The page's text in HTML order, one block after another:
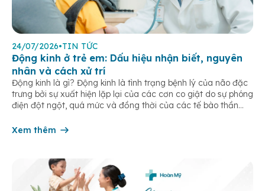
24/07/2026•TIN TỨC
Động kinh ở trẻ em: Dấu hiệu nhận biết, nguyên
nhân và cách xử trí
Động kinh là gì? Động kinh là tình trạng bệnh lý của não đặc
trưng bởi sự xuất hiện lặp lại của các cơn co giật do sự phóng
điện đột ngột, quá mức và đồng thời của các tế bào thần
Xem thêm